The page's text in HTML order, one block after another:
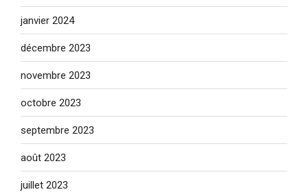
janvier 2024
décembre 2023
novembre 2023
octobre 2023
septembre 2023
août 2023
juillet 2023